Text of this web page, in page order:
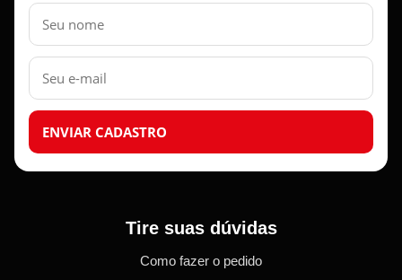
Nome
E-
mail
ENVIAR CADASTRO
Tire suas dúvidas
Como fazer o pedido